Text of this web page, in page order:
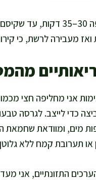
ואז מעבירה לרשת, כי
קמח ללא גלוטן באותה כמות,
התזונתיים, אני